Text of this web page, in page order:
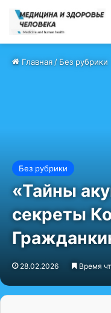
Главная/Без рубрики
Без рубрики
«Тайны
секреты
28.02.2026 Время